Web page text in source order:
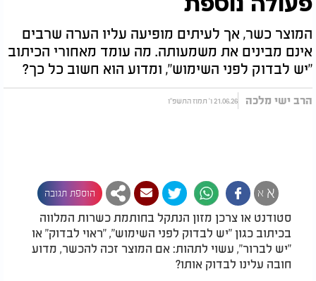
המוצר כשר, אך לעיתים מופיעה עליו הערה שרבים
אינם מבינים את משמעותה. מה עומד מאחורי הכיתוב
"יש לבדוק לפני השימוש", ומדוע הוא חשוב כל כך?
הרב ישי מלכה 21.06.26 ו' תמוז התשפ"ו
א א הוספת תגובה
סטודנט או צרכן מזון הנתקל בחותמת כשרות המלווה
בכיתוב כגון "יש לבדוק לפני השימוש", "ראוי לבדוק" או
"יש לברור", עשוי לתהות: אם המוצר זכה להכשר, מדוע
חובה עלינו לבדוק אותו?